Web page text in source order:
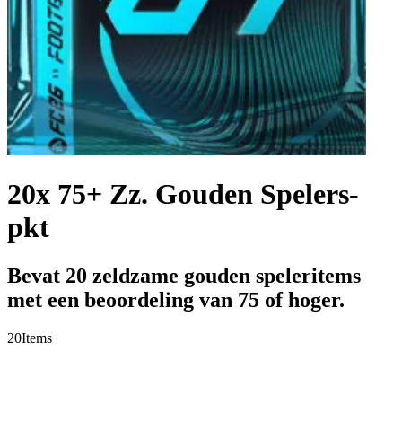
20x 75+ Zz. Gouden Spelers-
pkt
Bevat 20 zeldzame gouden speleritems
met een beoordeling van 75 of hoger.
20Items